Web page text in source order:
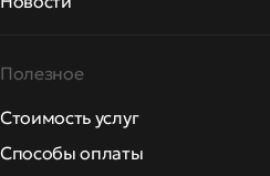
Полезное
Стоимость услуг
Способы оплаты